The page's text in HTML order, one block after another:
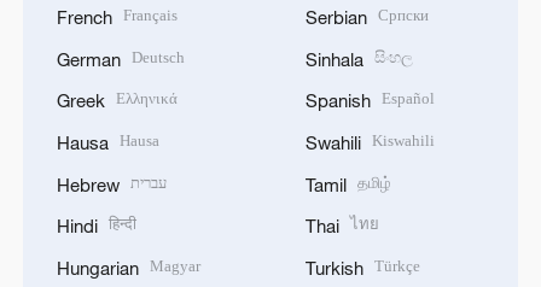
French Français
German Deutsch
Greek Ελληνικά
Hausa Hausa
Hebrew עברית
Hindi हिन्दी
Hungarian Magyar
Serbian Српски
Sinhala සිංහල
Spanish Español
Swahili Kiswahili
Tamil தமிழ்
Thai ไทย
Turkish Türkçe